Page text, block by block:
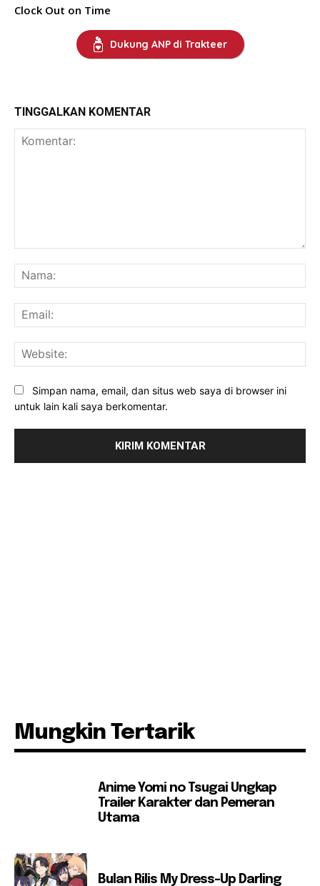
Clock Out on Time
Dukung ANP di Trakteer
TINGGALKAN KOMENTAR
Simpan nama, email, dan situs web saya di browser ini
untuk lain kali saya berkomentar.
Mungkin Tertarik
Anime Yomi no Tsugai Ungkap
Trailer Karakter dan Pemeran
Utama
Bulan Rilis My Dress-Up Darling